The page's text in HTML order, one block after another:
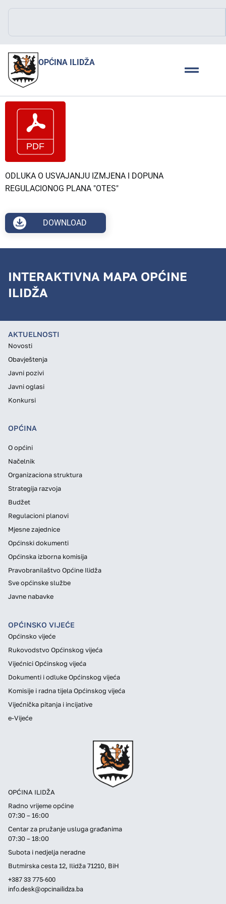
OPĆINA ILIDŽA
ODLUKA O USVAJANJU IZMJENA I DOPUNA
REGULACIONOG PLANA "OTES"
DOWNLOAD
INTERAKTIVNA MAPA OPĆINE
ILIDŽA
OPĆINA ILIDŽA
Radno vrijeme općine
07:30 – 16:00
Centar za pružanje usluga građanima
07:30 – 18:00
Subota i nedjelja neradne
Butmirska cesta 12, Ilidža 71210, BiH
+387 33 775-600
info.desk@opcinailidza.ba
AKTUELNOSTI
Novosti
Obavještenja
Javni pozivi
Javni oglasi
Konkursi
OPĆINA
O općini
Načelnik
Organizaciona struktura
Strategija razvoja
Budžet
Regulacioni planovi
Mjesne zajednice
Općinski dokumenti
Općinska izborna komisija
Pravobranilaštvo Općine Ilidža
Sve općinske službe
Javne nabavke
OPĆINSKO VIJEĆE
Općinsko vijeće
Rukovodstvo Općinskog vijeća
Vijećnici Općinskog vijeća
Dokumenti i odluke Općinskog vijeća
Komisije i radna tijela Općinskog vijeća
Vijećnička pitanja i incijative
e-Vijeće